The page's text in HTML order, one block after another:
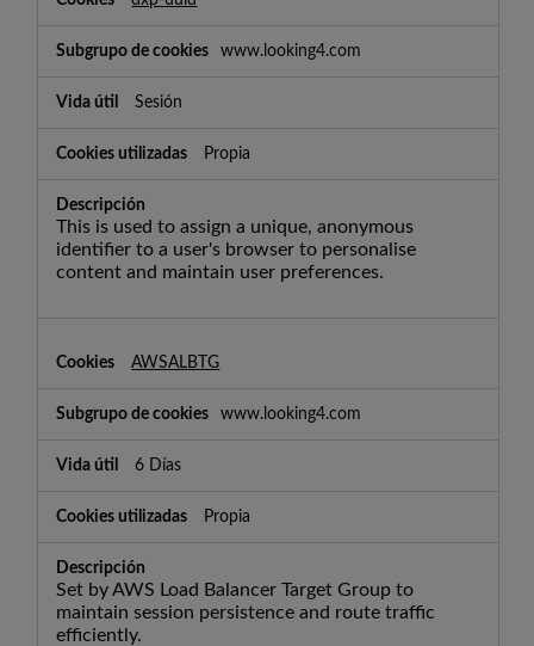
www.looking4.com
Sesión
Propia
This is used to assign a unique, anonymous
identifier to a user's browser to personalise
content and maintain user preferences.
AWSALBTG
www.looking4.com
6 Días
Propia
Set by AWS Load Balancer Target Group to
maintain session persistence and route traffic
efficiently.